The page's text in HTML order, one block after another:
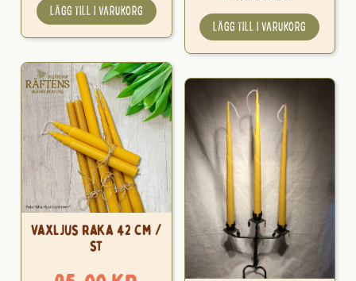
LÄGG TILL I VARUKORG
LÄGG TILL I VARUKORG
Vaxljus raka 42 cm /
st